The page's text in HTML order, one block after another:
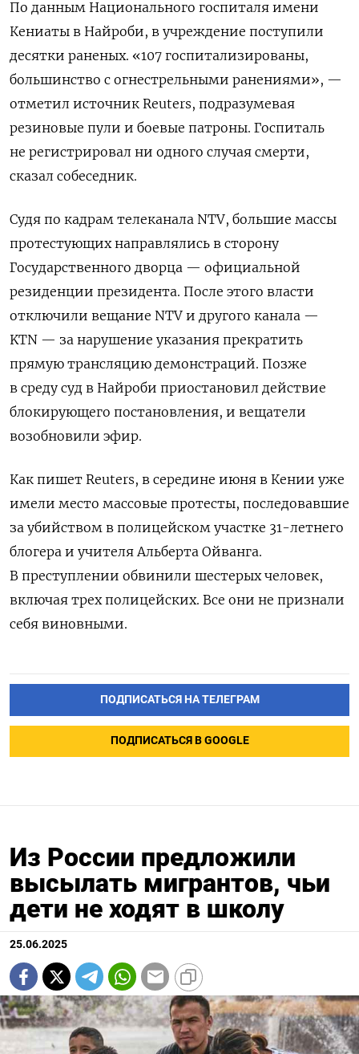
По данным Национального госпиталя имени
Кениаты в Найроби, в учреждение поступили
десятки раненых. «107 госпитализированы,
большинство с огнестрельными ранениями», —
отметил источник Reuters, подразумевая
резиновые пули и боевые патроны. Госпиталь
не регистрировал ни одного случая смерти,
сказал собеседник.
Судя по кадрам телеканала NTV, большие массы
протестующих направлялись в сторону
Государственного дворца — официальной
резиденции президента. После этого власти
отключили вещание NTV и другого канала —
KTN — за нарушение указания прекратить
прямую трансляцию демонстраций. Позже
в среду суд в Найроби приостановил действие
блокирующего постановления, и вещатели
возобновили эфир.
Как пишет Reuters, в середине июня в Кении уже
имели место массовые протесты, последовавшие
за убийством в полицейском участке 31-летнего
блогера и учителя Альберта Ойванга.
В преступлении обвинили шестерых человек,
включая трех полицейских. Все они не признали
себя виновными.
ПОДПИСАТЬСЯ НА ТЕЛЕГРАМ
ПОДПИСАТЬСЯ В GOOGLE
Из России предложили
высылать мигрантов, чьи
дети не ходят в школу
25.06.2025